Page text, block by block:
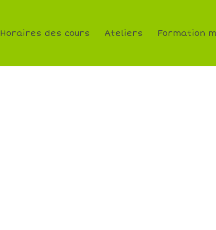
Horaires des cours Ateliers Formation